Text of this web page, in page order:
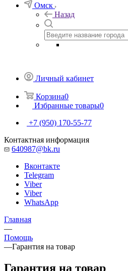
Омск
Назад
Личный кабинет
Корзина0
Избранные товары0
+7 (950) 170-55-77
Контактная информация
640987@bk.ru
Вконтакте
Telegram
Viber
Viber
WhatsApp
Главная
—
Помощь
—Гарантия на товар
Гарантия на товар